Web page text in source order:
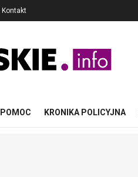
Kontakt
KRONIKA POLICYJNA